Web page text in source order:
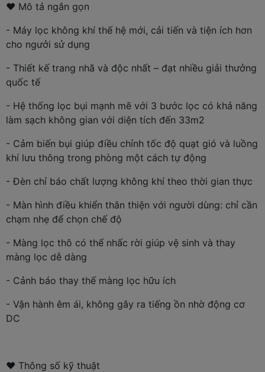
❤ Mô tả ngắn gọn
- Máy lọc không khí thế hệ mới, cải tiến và tiện ích hơn
cho ngưởi sử dụng
- Thiết kế trang nhã và độc nhất – đạt nhiều giải thưởng
quốc tế
- Hệ thống lọc bụi mạnh mẽ với 3 bước lọc có khả năng
làm sạch không gian với diện tích đến 33m2
- Cảm biến bụi giúp điều chỉnh tốc độ quạt gió và luồng
khí lưu thông trong phòng một cách tự động
- Đèn chỉ báo chất lượng không khí theo thời gian thực
- Màn hình điều khiển thân thiện với người dùng: chỉ cần
chạm nhẹ để chọn chế độ
- Màng lọc thô có thể nhấc rời giúp vệ sinh và thay
màng lọc dễ dàng
- Cảnh báo thay thế màng lọc hữu ích
- Vận hành êm ái, không gây ra tiếng ồn nhờ động cơ
DC
❤ Thông số kỹ thuật